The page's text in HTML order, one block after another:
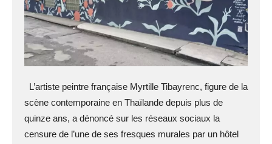
L’artiste peintre française Myrtille Tibayrenc, figure de la
scène contemporaine en Thaïlande depuis plus de
quinze ans, a dénoncé sur les réseaux sociaux la
censure de l’une de ses fresques murales par un hôtel